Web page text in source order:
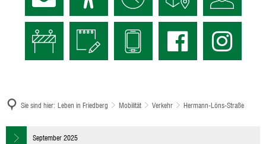
Sie sind hier: Leben in Friedberg Mobilität Verkehr Hermann-Löns-Straße
Hermann-September 2025